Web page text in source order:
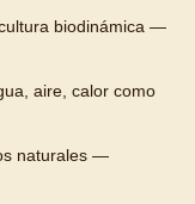
biodinámica —
aire, calor como
naturales —